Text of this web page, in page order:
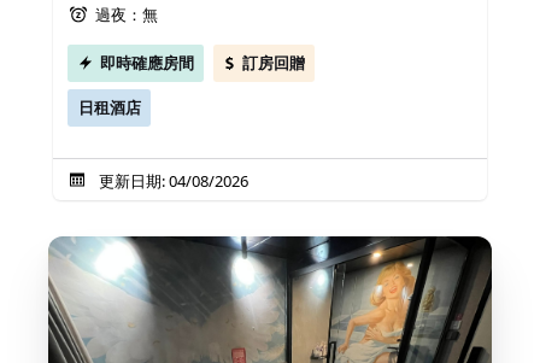
過夜：無
即時確應房間 訂房回贈
日租酒店
更新日期: 04/08/2026